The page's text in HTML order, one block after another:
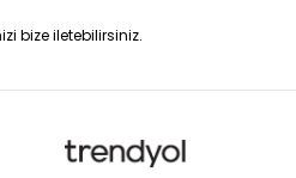
bize iletebilirsiniz.